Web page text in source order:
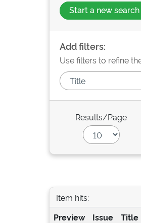
Start a new search
Add filters:
Use filters to refine
Results/Page
Item hits:
Preview
Issue
Title